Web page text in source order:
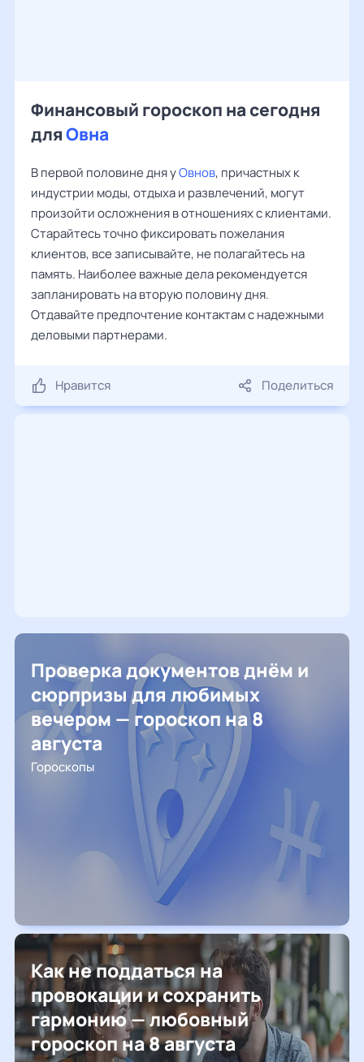
Финансовый гороскоп на сегодня
дляОвна
В первой половине дня уОвнов, причастных к
индустрии моды, отдыха и развлечений, могут
произойти осложнения в отношениях с клиентами.
Старайтесь точно фиксировать пожелания
клиентов, все записывайте, не полагайтесь на
память. Наиболее важные дела рекомендуется
запланировать на вторую половину дня.
Отдавайте предпочтение контактам с надежными
деловыми партнерами.
Нравится Поделиться
Проверка документов днём и
сюрпризы для любимых
вечером — гороскоп на 8
августа
Гороскопы
Как не поддаться на
провокации и сохранить
гармонию — любовный
гороскоп на 8 августа